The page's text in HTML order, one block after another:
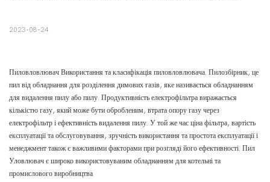
2023-08-24
Пиловловлювач Використання та класифікація пиловловлювача. Пилозбірник, це
пил від обладнання для розділення димових газів, яке називається обладнанням
для видалення пилу або пилу. Продуктивність електрофільтра виражається
кількістю газу, який може бути обробленим, втрата опору газу через
електрофільтр і ефективність видалення пилу. У той же час ціна фільтра, вартість
експлуатації та обслуговування, зручність використання та простота експлуатації і
менеджмент також є важливими факторами при розгляді його ефективності. Пил
Уловлювач є широко використовуваним обладнанням для котельні та
промислового виробництва